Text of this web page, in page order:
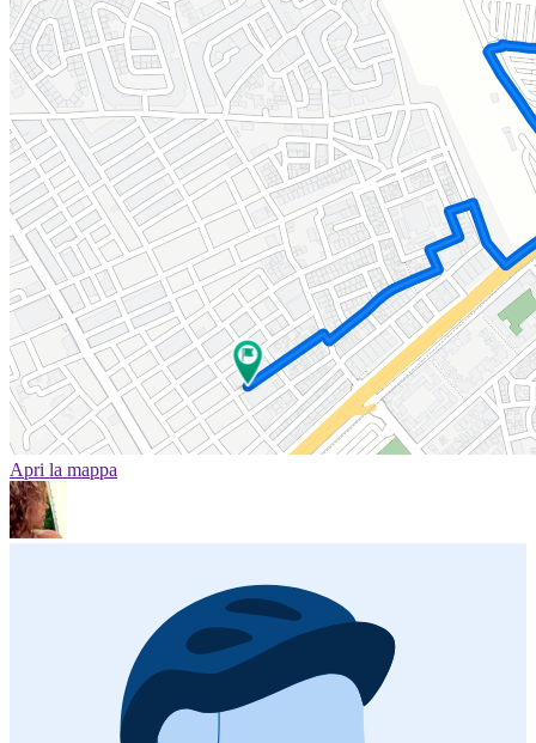
Apri la mappa